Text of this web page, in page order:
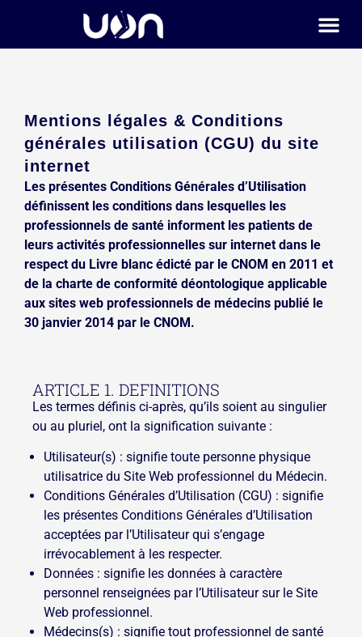
Mentions légales & Conditions
générales utilisation (CGU) du site
internet
Les présentes Conditions Générales d’Utilisation
définissent les conditions dans lesquelles les
professionnels de santé informent les patients de
leurs activités professionnelles sur internet dans le
respect du Livre blanc édicté par le CNOM en 2011 et
de la charte de conformité déontologique applicable
aux sites web professionnels de médecins publié le
30 janvier 2014 par le CNOM.
ARTICLE 1. DEFINITIONS
Les termes définis ci-après, qu’ils soient au singulier
ou au pluriel, ont la signification suivante :
Utilisateur(s) : signifie toute personne physique
utilisatrice du Site Web professionnel du Médecin.
Conditions Générales d’Utilisation (CGU) : signifie
les présentes Conditions Générales d’Utilisation
acceptées par l’Utilisateur qui s’engage
irrévocablement à les respecter.
Données : signifie les données à caractère
personnel renseignées par l’Utilisateur sur le Site
Web professionnel.
Médecins(s) : signifie tout professionnel de santé